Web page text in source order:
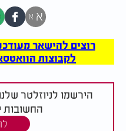
א א
רוצים להישאר
לקבוצות הוואטסאפ
הירשמו לניוזלטר
החשובות